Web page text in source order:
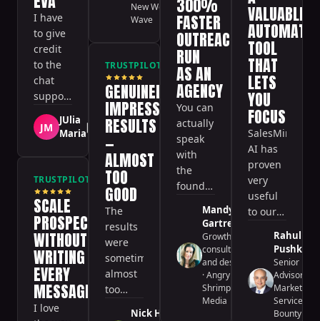
I have
to give
credit
to the
chat
support
and
specifically
Eva —
of
excellent
help
and has
assisted
us
carefully
with
everything
we
JM
JUlia
Maria🇨🇾
TRUSTPILOT Verified
SCALE
PROSPECTING
WITHOUT
WRITING
EVERY
MESSAGE
I love
New Work
Wave
TRUSTPILOT Verified
GENUINELY
IMPRESSIVE
RESULTS
—
ALMOST
TOO
GOOD
The
results
were
sometimes
almost
too
Nick Heijman
first 3
months.
300%
FASTER
OUTREACH,
RUN
AS AN
AGENCY
You can
actually
speak
with
the
founders
thoughtful
feedback
and
guidance
Mandy
Gartrell
Growth
consultancy
and design
·Angry
Shrimp
Media
voice
aligns
really
well
with
our
brand
and
doesn't
feel
forced
or
salesy.
VALUABLE
TOOL
THAT
LETS
YOU
FOCUS
SalesMind
AI has
proven
very
useful
to our
team.
Rahul
Senior
Advisor -
Marketing
Services
Bounty